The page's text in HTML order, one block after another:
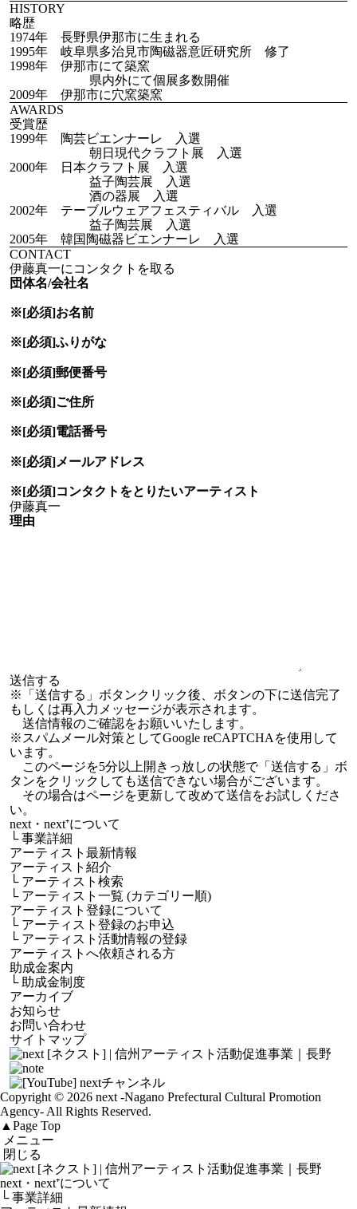
HISTORY
略歴
1974年 長野県伊那市に生まれる
1995年 岐阜県多治見市陶磁器意匠研究所 修了
1998年 伊那市にて築窯
県内外にて個展多数開催
2009年 伊那市に穴窯築窯
AWARDS
受賞歴
1999年 陶芸ビエンナーレ 入選
朝日現代クラフト展 入選
2000年 日本クラフト展 入選
益子陶芸展 入選
酒の器展 入選
2002年 テーブルウェアフェスティバル 入選
益子陶芸展 入選
2005年 韓国陶磁器ビエンナーレ 入選
CONTACT
伊藤真一にコンタクトを取る
団体名/会社名
※[必須]お名前
※[必須]ふりがな
※[必須]郵便番号
※[必須]ご住所
※[必須]電話番号
※[必須]メールアドレス
※[必須]コンタクトをとりたいアーティスト
理由
※「送信する」ボタンクリック後、ボタンの下に送信完了
もしくは再入力メッセージが表示されます。
送信情報のご確認をお願いいたします。
※スパムメール対策としてGoogle reCAPTCHAを使用して
います。
このページを5分以上開きっ放しの状態で「送信する」ボ
タンをクリックしても送信できない場合がございます。
その場合はページを更新して改めて送信をお試しくださ
い。
next・next⁺について
└事業詳細
アーティスト最新情報
アーティスト紹介
└ アーティスト検索
└ アーティスト一覧 (カテゴリー順)
アーティスト登録について
└ アーティスト登録のお申込
└ アーティスト活動情報の登録
アーティストへ依頼される方
助成金案内
└ 助成金制度
アーカイブ
お知らせ
お問い合わせ
サイトマップ
Copyright © 2026 next -Nagano Prefectural Cultural Promotion
Agency- All Rights Reserved.
▲ Page Top
メニュー
閉じる
next・next⁺について
└ 事業詳細